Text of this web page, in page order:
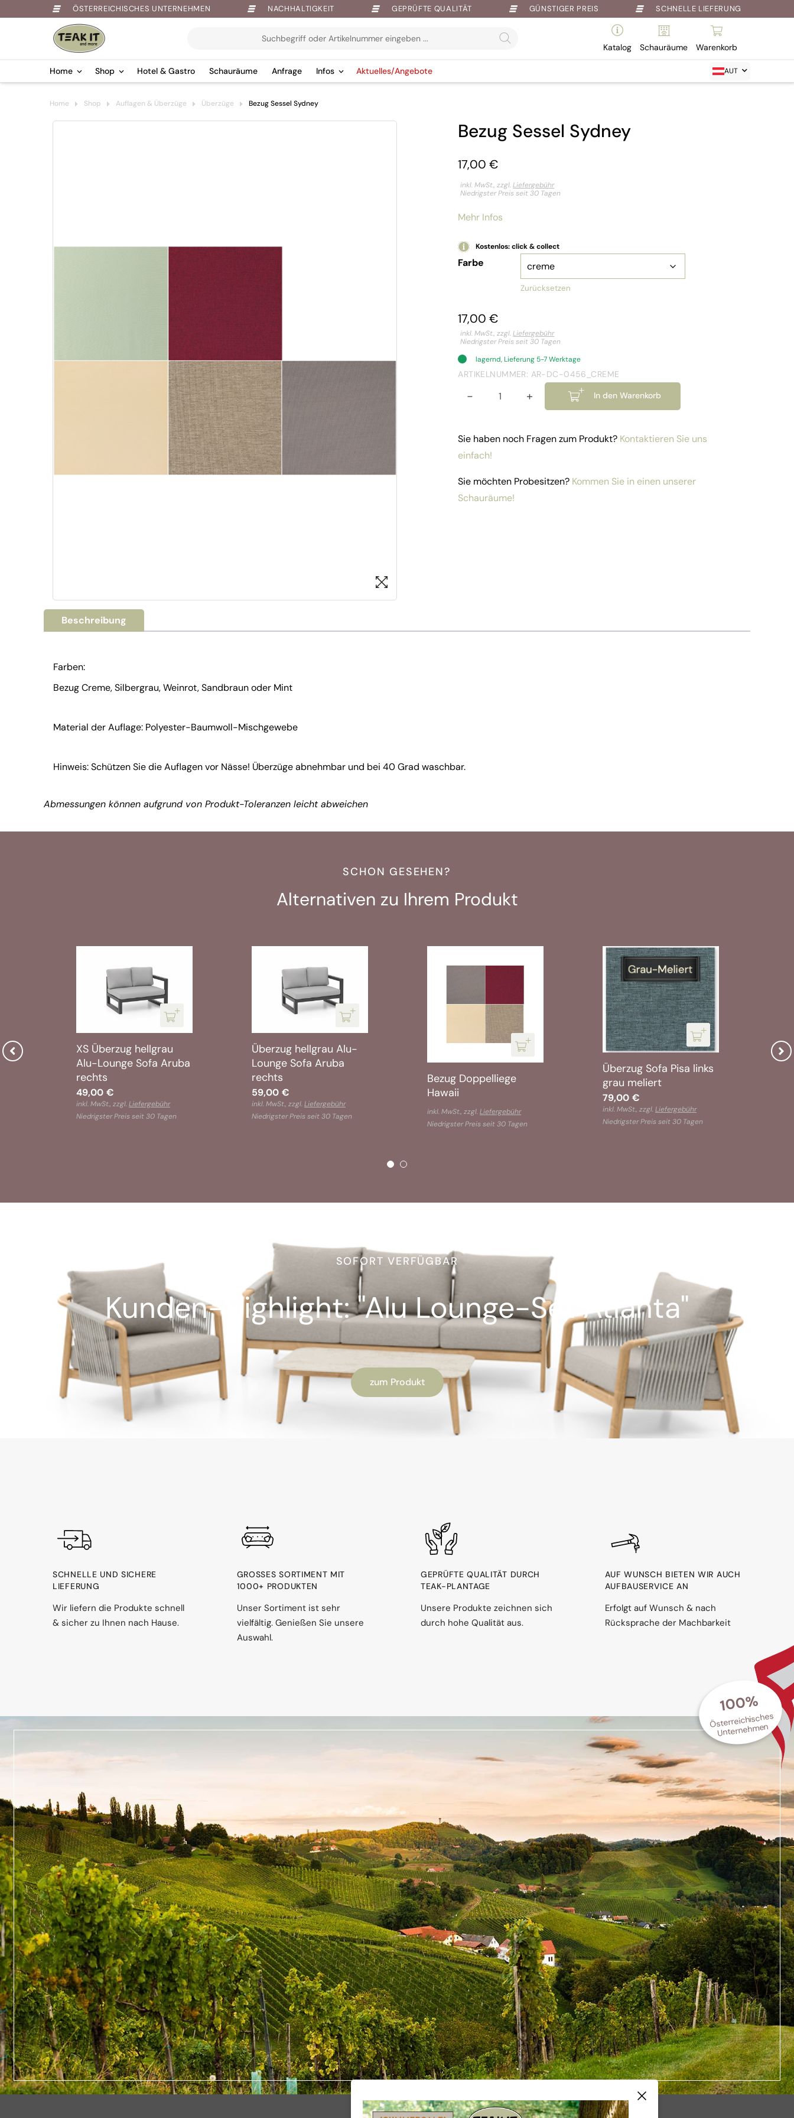
ÖSTERREICHISCHES UNTERNEHMEN NACHHALTIGKEIT GEPRÜFTE QUALITÄT GÜNSTIGER PREIS SCHNELLE LIEFERUNG
Katalog Schauräume Warenkorb
Home Shop Hotel & Gastro Schauräume Anfrage Infos Aktuelles/Angebote AUT
Home Shop Auflagen & Überzüge Überzüge Bezug Sessel Sydney
Bezug Sessel Sydney
17,00 €
inkl. MwSt., zzgl. Liefergebühr
Niedrigster Preis seit 30 Tagen
Mehr Infos
Kostenlos: click & collect
Farbe
Zurücksetzen
17,00 €
inkl. MwSt., zzgl. Liefergebühr
Niedrigster Preis seit 30 Tagen
lagernd, Lieferung 5-7 Werktage
ARTIKELNUMMER: AR-DC-0456_CREME
Bezug Sessel Sydney Menge
- + In den Warenkorb
Sie haben noch Fragen zum Produkt? Kontaktieren Sie uns
einfach!
Sie möchten Probesitzen? Kommen Sie in einen unserer
Schauräume!
Beschreibung
Farben:
Bezug Creme, Silbergrau, Weinrot, Sandbraun oder Mint
Material der Auflage: Polyester-Baumwoll-Mischgewebe
Hinweis: Schützen Sie die Auflagen vor Nässe! Überzüge abnehmbar und bei 40 Grad waschbar.
Abmessungen können aufgrund von Produkt-Toleranzen leicht abweichen
SCHON GESEHEN?
Alternativen zu Ihrem Produkt
XS Überzug hellgrau
Alu-Lounge Sofa Aruba
rechts
49,00 €
inkl. MwSt., zzgl.Liefergebühr
Niedrigster Preis seit 30 Tagen
Überzug hellgrau Alu-
Lounge Sofa Aruba
rechts
59,00 €
inkl. MwSt., zzgl.Liefergebühr
Niedrigster Preis seit 30 Tagen
Bezug Doppelliege
Hawaii
inkl. MwSt., zzgl.Liefergebühr
Niedrigster Preis seit 30 Tagen
Überzug Sofa Pisa links
grau meliert
79,00 €
inkl. MwSt., zzgl.Liefergebühr
Niedrigster Preis seit 30 Tagen
SOFORT VERFÜGBAR
Kunden-Highlight: "Alu Lounge-Set Atlanta"
zum Produkt
SCHNELLE UND SICHERE
LIEFERUNG
Wir liefern die Produkte schnell
& sicher zu Ihnen nach Hause.
GROSSES SORTIMENT MIT 1
000+ PRODUKTEN
Unser Sortiment ist sehr
vielfältig. Genießen Sie unsere
Auswahl.
GEPRÜFTE QUALITÄT DURCH
TEAK-PLANTAGE
Unsere Produkte zeichnen sich
durch hohe Qualität aus.
AUF WUNSCH BIETEN WIR AUCH
AUFBAUSERVICE AN
Erfolgt auf Wunsch & nach
Rücksprache der Machbarkeit
100%
Österreichisches
Unternehmen